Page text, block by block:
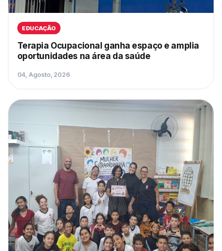
EDUCAÇÃO
Terapia Ocupacional ganha espaço e amplia
oportunidades na área da saúde
04, Agosto, 2026